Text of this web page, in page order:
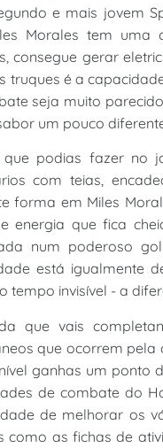
e mais jovem
Morales tem uma
consegue gerar
truques é a
seja muito
um pouco
podias fazer no
com teias,
forma em Miles
energia que fica
num poderoso
está igualmente
tempo invisível - a
que vais
que ocorrem pela
ganhas um ponto
de combate do
de melhorar os
como as fichas de